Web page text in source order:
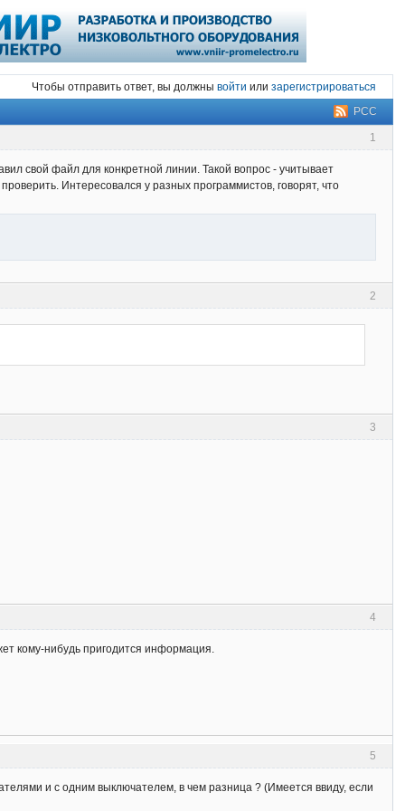
Чтобы отправить ответ, вы должны войти или зарегистрироваться
РСС
1
свой файл для конкретной линии. Такой вопрос - учитывает
Интересовался у разных программистов, говорят, что
2
3
4
кому-нибудь пригодится информация.
5
и с одним выключателем, в чем разница ? (Имеется ввиду, если